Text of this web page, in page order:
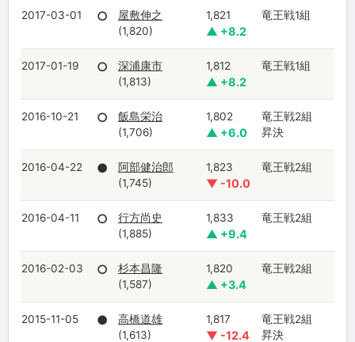
2017-03-01 ○
屋敷伸之
(1,820)
1,821
▲ +8.2
竜王戦1組
2017-01-19 ○
深浦康市
(1,813)
1,812
▲ +8.2
竜王戦1組
2016-10-21 ○
飯島栄治
(1,706)
1,802
▲ +6.0
竜王戦2組
昇決
2016-04-22 ●
阿部健治郎
(1,745)
1,823
▼ -10.0
竜王戦2組
2016-04-11 ○
行方尚史
(1,885)
1,833
▲ +9.4
竜王戦2組
2016-02-03 ○
杉本昌隆
(1,587)
1,820
▲ +3.4
竜王戦2組
2015-11-05 ●
高橋道雄
(1,613)
1,817
▼ -12.4
竜王戦2組
昇決